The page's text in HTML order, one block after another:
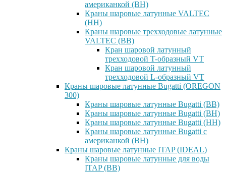
американкой (ВН)
Краны шаровые латунные VALTEC
(НН)
Краны шаровые трехходовые латунные
VALTEC (ВВ)
Кран шаровой латунный
трехходовой T-образный VT
Кран шаровой латунный
трехходовой L-образный VT
Краны шаровые латунные Bugatti (OREGON
300)
Краны шаровые латунные Bugatti (ВВ)
Краны шаровые латунные Bugatti (ВН)
Краны шаровые латунные Bugatti (НН)
Краны шаровые латунные Bugatti с
американкой (ВН)
Краны шаровые латунные ITAP (IDEAL)
Краны шаровые латунные для воды
ITAP (ВВ)